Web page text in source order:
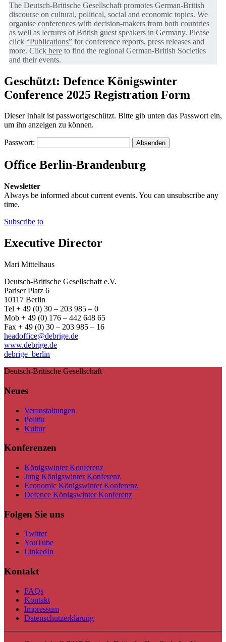
The Deutsch-Britische Gesellschaft promotes German-British
discourse on cultural, political, social and economic topics. We
organise conferences with decision-makers from both countries
as well as lectures of British guest speakers in Germany. Please
click “Publications” for conference reports, press releases and
more. Click here to find the regional German-British Societies
and their events.
Geschützt: Defence Königswinter
Conference 2025 Registration Form
Dieser Inhalt ist passwortgeschützt. Bitte gib unten das Passwort ein,
um ihn anzeigen zu können.
Passwort:
Office Berlin-Brandenburg
Newsletter
Always be informed about current events. You can unsubscribe any
time.
Subscribe to
Executive Director
Mari Mittelhaus
Deutsch-Britische Gesellschaft e.V.
Pariser Platz 6
10117 Berlin
Tel + 49 (0) 30 – 203 985 – 0
Mob + 49 (0) 176 – 442 648 65
Fax + 49 (0) 30 – 203 985 – 16
headoffice@debrige.de
www.debrige.de
debrige_berlin
Deutsch-Britische Gesellschaft
Neues
Veranstaltungen
Politik
Kultur
Konferenzen
Königswinter Konferenz
Jung Königswinter Konferenz
Economic Königswinter Konferenz
Defence Königswinter Konferenz
Folgen Sie uns
Twitter
YouTube
LinkedIn
Kontakt
FAQs
Kontakt
Impressum
Datenschutzerklärung